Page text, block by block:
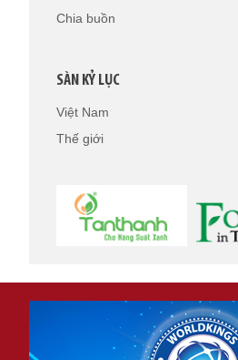
Chia buồn
SÀN KỶ LỤC
Việt Nam
Thế giới